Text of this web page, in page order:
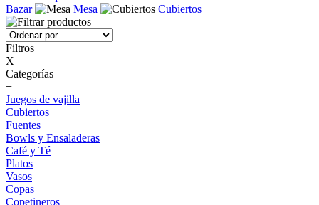
Bazar
Mesa Cubiertos
Filtros
X
Categorías
+
Juegos de vajilla
Cubiertos
Fuentes
Bowls y Ensaladeras
Café y Té
Platos
Vasos
Copas
Copetineros